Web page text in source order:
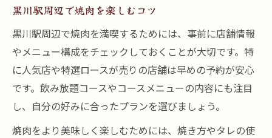
黒川駅周辺で焼肉を楽しむコツ
黒川駅周辺で焼肉を満喫するためには、事前に店舗情報
やメニュー構成をチェックしておくことが大切です。特
に人気店や特選ロースが売りの店舗は早めの予約が安心
です。飲み放題コースやコースメニューの内容にも注目
し、自分の好みに合ったプランを選びましょう。
焼肉をより美味しく楽しむためには、焼き方やタレの使